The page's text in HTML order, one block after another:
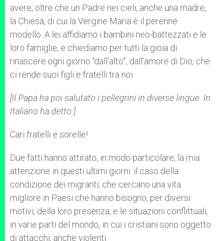
avere, oltre che un Padre nei cieli, anche una madre,
la Chiesa, di cui la Vergine Maria è il perenne
modello. A lei affidiamo i bambini neo-battezzati e le
loro famiglie, e chiediamo per tutti la gioia di
rinascere ogni giorno “dall’alto”, dall’amore di Dio, che
ci rende suoi figli e fratelli tra noi.
[Il Papa ha poi salutato i pellegrini in diverse lingue. In
Italiano ha detto:]
Cari fratelli e sorelle!
Due fatti hanno attirato, in modo particolare, la mia
attenzione in questi ultimi giorni: il caso della
condizione dei migranti, che cercano una vita
migliore in Paesi che hanno bisogno, per diversi
motivi, della loro presenza, e le situazioni conflittuali,
in varie parti del mondo, in cui i cristiani sono oggetto
di attacchi, anche violenti.